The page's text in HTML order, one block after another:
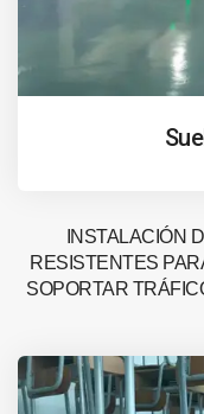
INSTALACIÓN
RESISTENTES
SOPORTAR